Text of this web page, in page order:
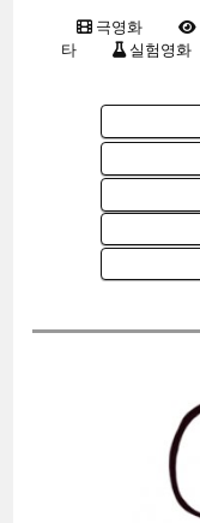
극영화
타
실험영화